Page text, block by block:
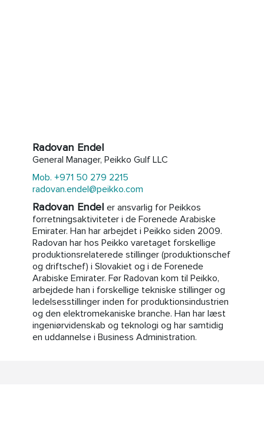
Radovan Endel
General Manager, Peikko Gulf LLC
Mob. +971 50 279 2215
radovan.endel@peikko.com
Radovan Endel er ansvarlig for Peikkos
forretningsaktiviteter i de Forenede Arabiske
Emirater. Han har arbejdet i Peikko siden 2009.
Radovan har hos Peikko varetaget forskellige
produktionsrelaterede stillinger (produktionschef
og driftschef) i Slovakiet og i de Forenede
Arabiske Emirater. Før Radovan kom til Peikko,
arbejdede han i forskellige tekniske stillinger og
ledelsesstillinger inden for produktionsindustrien
og den elektromekaniske branche. Han har læst
ingeniørvidenskab og teknologi og har samtidig
en uddannelse i Business Administration.